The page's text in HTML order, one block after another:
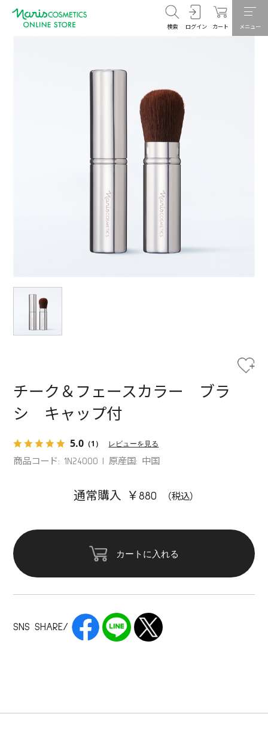
検索 ログイン カート メニュー
チーク＆フェースカラー ブラ
シ キャップ付
5.0 （1） レビューを見る
商品コード: 1N24000 原産国: 中国
通常購入 ￥880
カートに入れる
SNS SHARE/